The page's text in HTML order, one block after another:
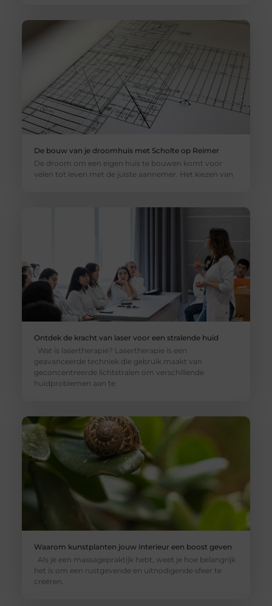
De bouw van je droomhuis met Scholte op Reimer
De droom om een eigen huis te bouwen komt voor
velen tot leven met de juiste aannemer. Het kiezen van
Ontdek de kracht van laser voor een stralende huid
Wat is lasertherapie? Lasertherapie is een
geavanceerde techniek die gebruik maakt van
geconcentreerde lichtstralen om verschillende
huidproblemen aan te
Waarom kunstplanten jouw interieur een boost geven
Als je een massagepraktijk hebt, weet je hoe belangrijk
het is om een rustgevende en uitnodigende sfeer te
creëren.